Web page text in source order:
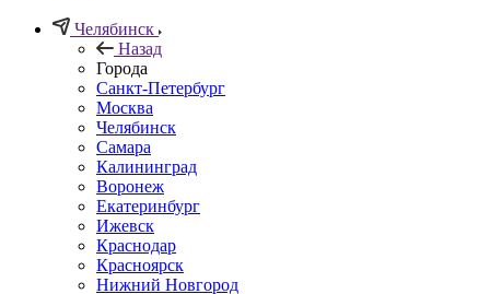
Челябинск
Назад
Города
Санкт-Петербург
Москва
Челябинск
Самара
Калининград
Воронеж
Екатеринбург
Ижевск
Краснодар
Красноярск
Нижний Новгород